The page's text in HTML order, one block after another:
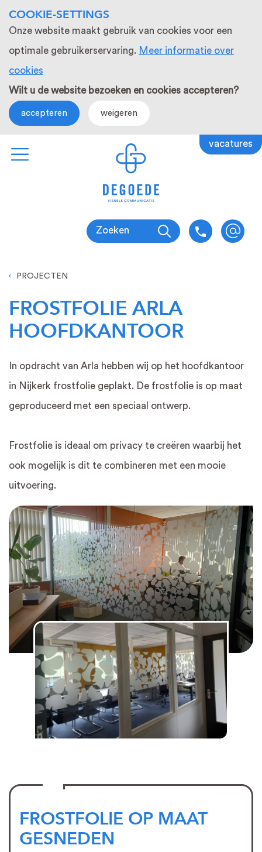
COOKIE-SETTINGS
Onze website maakt gebruik van cookies voor een
optimale gebruikerservaring. Meer informatie over
cookies
Wilt u de website bezoeken en cookies accepteren?
accepteren weigeren
vacatures
Zoeken
PROJECTEN
FROSTFOLIE ARLA
HOOFDKANTOOR
In opdracht van Arla hebben wij op het hoofdkantoor
in Nijkerk frostfolie geplakt. De frostfolie is op maat
geproduceerd met een speciaal ontwerp.
Frostfolie is ideaal om privacy te creëren waarbij het
ook mogelijk is dit te combineren met een mooie
uitvoering.
FROSTFOLIE OP MAAT
GESNEDEN